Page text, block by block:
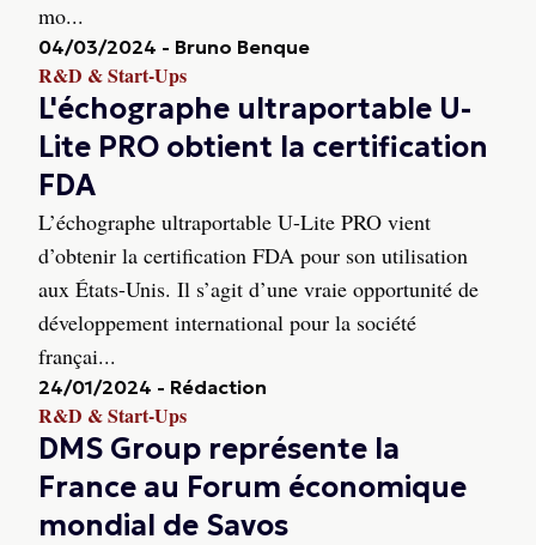
mo...
04/03/2024 - Bruno Benque
R&D & Start-Ups
L'échographe ultraportable U-
Lite PRO obtient la certification
FDA
L’échographe ultraportable U-Lite PRO vient
d’obtenir la certification FDA pour son utilisation
aux États-Unis. Il s’agit d’une vraie opportunité de
développement international pour la société
françai...
24/01/2024 - Rédaction
R&D & Start-Ups
DMS Group représente la
France au Forum économique
mondial de Savos